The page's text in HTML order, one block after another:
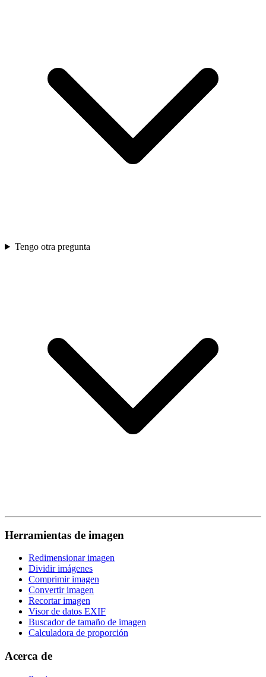
Tengo otra pregunta
Herramientas de imagen
Redimensionar imagen
Dividir imágenes
Comprimir imagen
Convertir imagen
Recortar imagen
Visor de datos EXIF
Buscador de tamaño de imagen
Calculadora de proporción
Acerca de